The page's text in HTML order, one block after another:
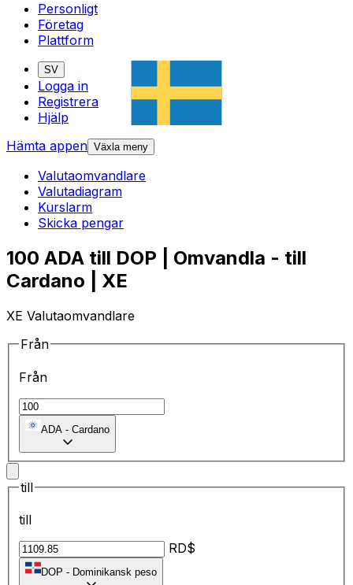
Personligt
Företag
Plattform
SV
Logga in
Registrera
Hjälp
Hämta appen Växla meny
Valutaomvandlare
Valutadiagram
Kurslarm
Skicka pengar
100 ADA till DOP | Omvandla - till
Cardano | XE
XE Valutaomvandlare
Från
Från
ADA - Cardano
till
till
RD$
DOP - Dominikansk peso